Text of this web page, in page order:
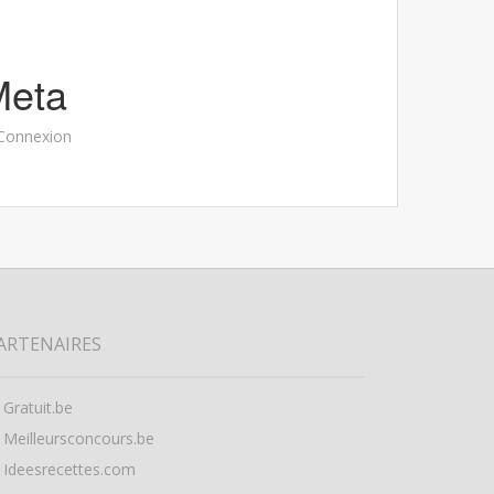
Gratuit.be
Meilleursconcours.be
Ideesrecettes.com